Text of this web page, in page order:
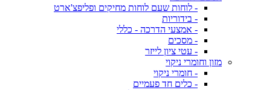
- לוחות שעם לוחות מחיקים ופליפצ'ארט
- בידוריות
- אמצעי הדרכה - כללי
- מסכים
- עטי ציון לייזר
מזון וחומרי ניקוי
- חומרי ניקוי
- כלים חד פעמיים